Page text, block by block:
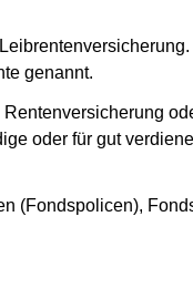
genannt.
oder für gut
(Fondspolicen),